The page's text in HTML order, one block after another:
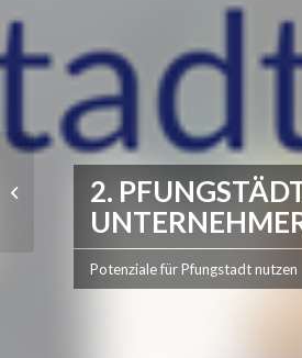
2.
Potenziale für Pfungstadt nutzen
Wenn’s drauf ankommt,
steckt Pfungstadt drin!